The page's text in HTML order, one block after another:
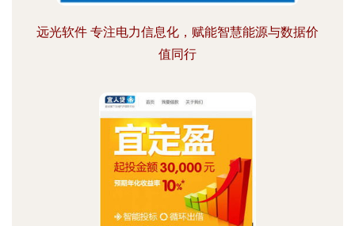
远光软件 专注电力信息化，赋能智慧能源与数据价
值同行